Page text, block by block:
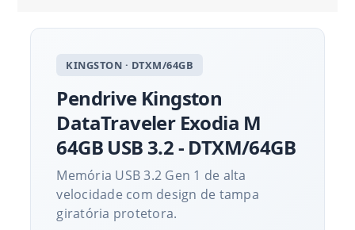
KINGSTON · DTXM/64GB
Pendrive Kingston
DataTraveler Exodia M
64GB USB 3.2 - DTXM/64GB
Memória USB 3.2 Gen 1 de alta
velocidade com design de tampa
giratória protetora.